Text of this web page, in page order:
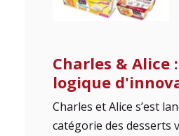
Charles & Alice
logique
Charles et Alice s’est
catégorie des desserts